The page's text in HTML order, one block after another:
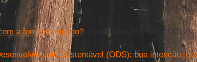
a fome no mundo?, Ecodebate, RJ, 24/01/2012.
Sustentável (ODS): boa intenção,